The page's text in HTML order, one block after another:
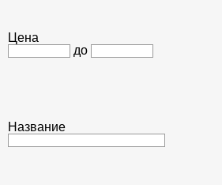
Цена
до
Название